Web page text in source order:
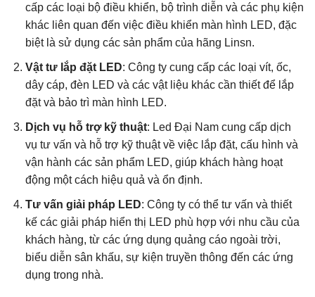
cấp các loại bộ điều khiển, bộ trình diễn và các phụ kiện
khác liên quan đến việc điều khiển màn hình LED, đặc
biệt là sử dụng các sản phẩm của hãng Linsn.
Vật tư lắp đặt LED: Công ty cung cấp các loại vít, ốc,
dây cáp, đèn LED và các vật liệu khác cần thiết để lắp
đặt và bảo trì màn hình LED.
Dịch vụ hỗ trợ kỹ thuật: Led Đại Nam cung cấp dịch
vụ tư vấn và hỗ trợ kỹ thuật về việc lắp đặt, cấu hình và
vận hành các sản phẩm LED, giúp khách hàng hoạt
động một cách hiệu quả và ổn định.
Tư vấn giải pháp LED: Công ty có thể tư vấn và thiết
kế các giải pháp hiển thị LED phù hợp với nhu cầu của
khách hàng, từ các ứng dụng quảng cáo ngoài trời,
biểu diễn sân khấu, sự kiện truyền thông đến các ứng
dụng trong nhà.